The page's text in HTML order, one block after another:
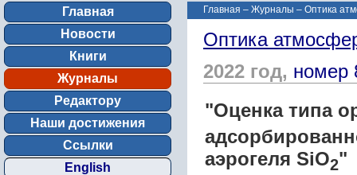
Главная
Новости
Книги
Журналы
Редактору
Наши достижения
Ссылки
English
Главная – Журналы – Оптика
Оптика
2022 год, номер
"Оценка типа
аэрогеля SiO2"